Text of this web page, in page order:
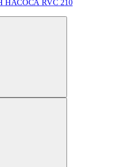
RVC 210